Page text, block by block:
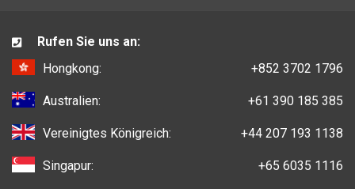
Rufen Sie uns an:
Hongkong:
+852 3702 1796
Australien: +61 390 185 385
Vereinigtes Königreich: +44 207 193 1138
Singapur: +65 6035 1116